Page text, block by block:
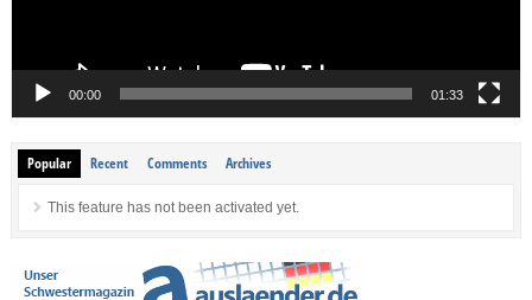
00:00 01:33
Popular Recent Comments Archives
This feature has not been activated yet.